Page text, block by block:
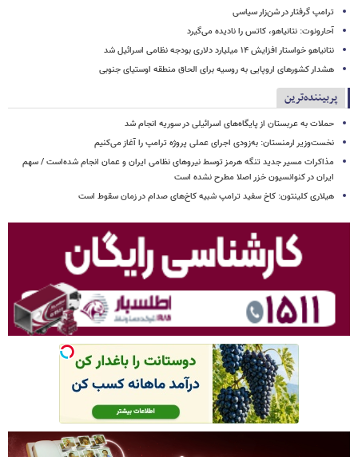
ترامپ گرفتار در شن‌زار سیاسی
آحارونوت: نتانیاهو، کاتس را نادیده می‌گیرد
نتانیاهو خواستار افزایش ۱۴ میلیارد دلاری بودجه نظامی اسرائیل شد
هشدار کشورهای اروپایی به روسیه برای الحاق منطقه اوستیای جنوبی
پربیننده‌ترین
حملات به عربستان از پایگاه‌های اسرائیلی در سوریه انجام شد
نخست‌وزیر ارمنستان: به‌زودی اجرای عملی پروژه ترامپ را آغاز می‌کنیم
مذاکرات مسیر جدید تنگه هرمز توسط نیروهای نظامی ایران و عمان انجام شده‌است / سهم
ایران در کنوانسیون خزر اصلا مطرح نشده است
هیلاری کلینتون: کاخ سفید ترامپ شبیه کاخ‌های صدام در زمان سقوط است